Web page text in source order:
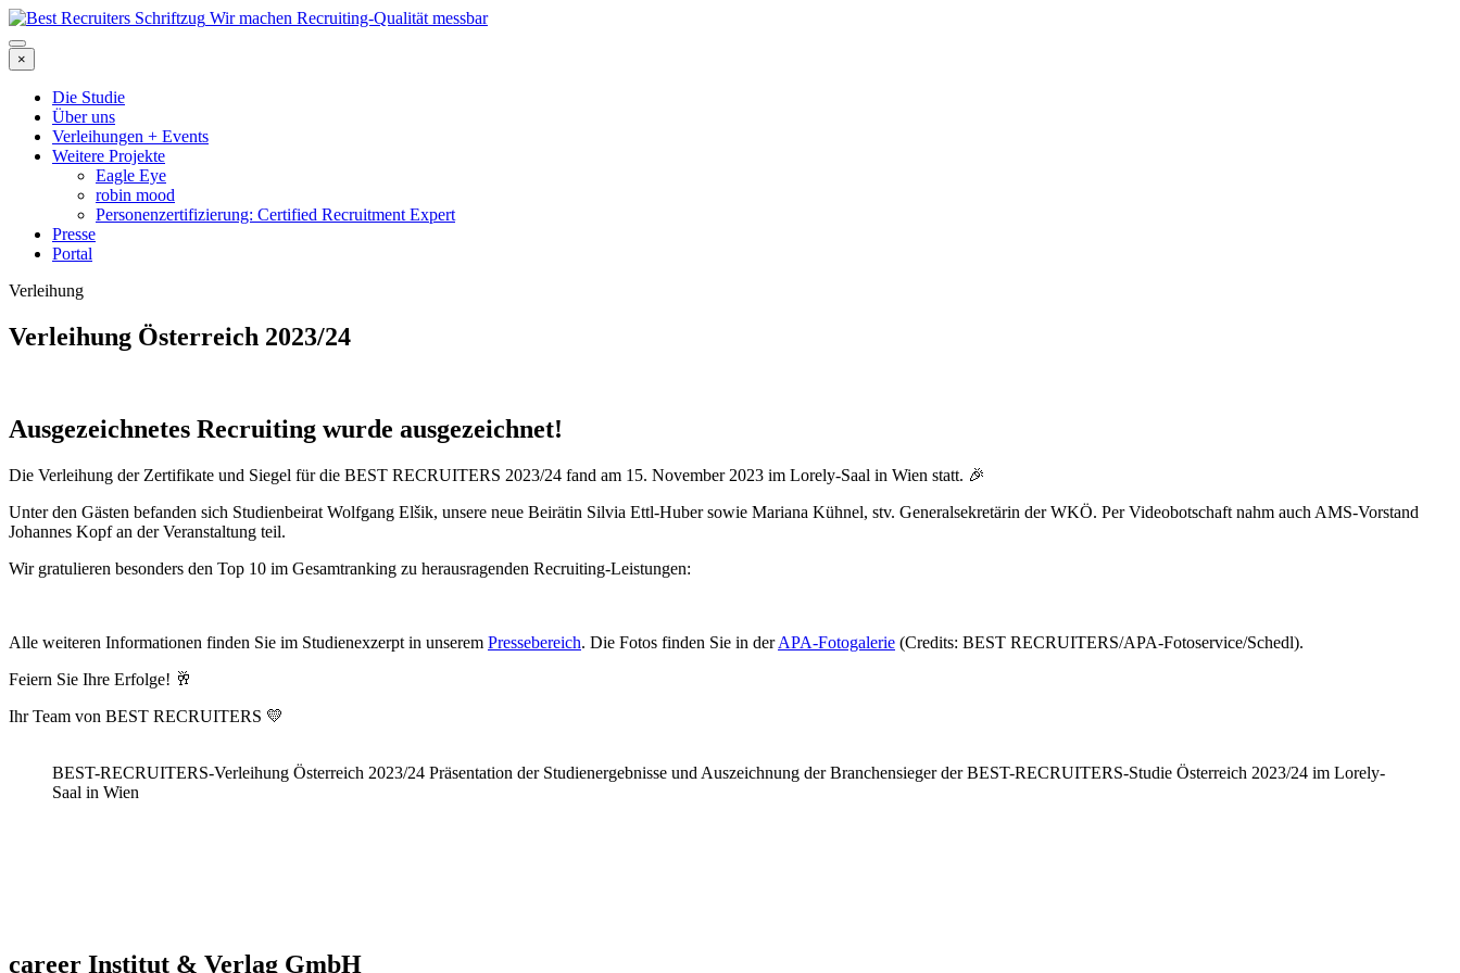
Wir machen Recruiting-Qualität messbar
×
Die Studie
Über uns
Verleihungen + Events
Weitere Projekte
Eagle Eye
robin mood
Personenzertifizierung: Certified Recruitment Expert
Presse
Portal
Verleihung
Verleihung Österreich 2023/24
Ausgezeichnetes Recruiting wurde ausgezeichnet!
Die Verleihung der Zertifikate und Siegel für die BEST RECRUITERS 2023/24 fand am 15. November 2023 im Lorely-Saal in Wien statt. 🎉
Unter den Gästen befanden sich Studienbeirat Wolfgang Elšik, unsere neue Beirätin Silvia Ettl-Huber sowie Mariana Kühnel, stv. Generalsekretärin der WKÖ. Per Videobotschaft nahm auch AMS-Vorstand
Johannes Kopf an der Veranstaltung teil.
Wir gratulieren besonders den Top 10 im Gesamtranking zu herausragenden Recruiting-Leistungen:
Alle weiteren Informationen finden Sie im Studienexzerpt in unserem Pressebereich. Die Fotos finden Sie in derAPA-Fotogalerie (Credits: BEST RECRUITERS/APA-Fotoservice/Schedl).
Feiern Sie Ihre Erfolge! 🥂
Ihr Team von BEST RECRUITERS 💛
BEST-RECRUITERS-Verleihung Österreich 2023/24 Präsentation der Studienergebnisse und Auszeichnung der Branchensieger der BEST-RECRUITERS-Studie Österreich 2023/24 im Lorely-
Saal in Wien
career Institut & Verlag GmbH